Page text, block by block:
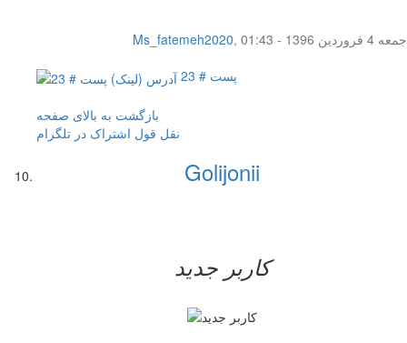
Ms_fatemeh2020,
جمعه 4 فروردین 1396 - 01:43
پست # 23
بازگشت به بالای صفحه
نقل قول اشتراک در تلگرام
Golijonii
کاربر جدید